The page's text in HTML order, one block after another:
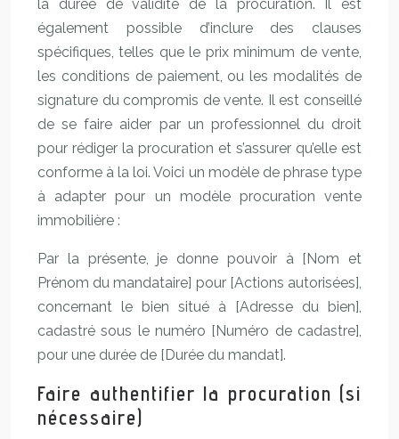
la durée de validité de la procuration. Il est
également possible d’inclure des clauses
spécifiques, telles que le prix minimum de vente,
les conditions de paiement, ou les modalités de
signature du compromis de vente. Il est conseillé
de se faire aider par un professionnel du droit
pour rédiger la procuration et s’assurer qu’elle est
conforme à la loi. Voici un modèle de phrase type
à adapter pour un modèle procuration vente
immobilière :
Par la présente, je donne pouvoir à [Nom et
Prénom du mandataire] pour [Actions autorisées],
concernant le bien situé à [Adresse du bien],
cadastré sous le numéro [Numéro de cadastre],
pour une durée de [Durée du mandat].
Faire authentifier la procuration (si
nécessaire)